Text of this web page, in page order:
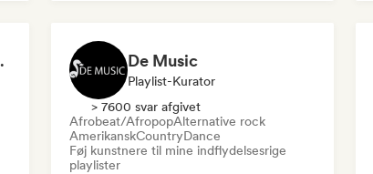
De Music
Playlist-Kurator
> 7600 svar afgivet
Afrobeat/AfropopAlternative rock
AmerikanskCountryDance
Føj kunstnere til mine indflydelsesrige
playlister